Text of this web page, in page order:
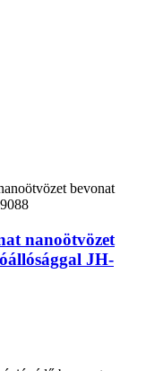
nanoötvözet
JH-